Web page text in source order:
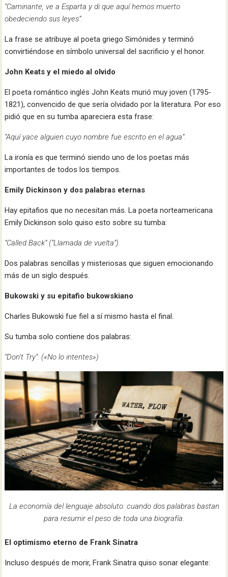
“Caminante, ve a Esparta y di que aquí hemos muerto
obedeciendo sus leyes”.
La frase se atribuye al poeta griego Simónides y terminó
convirtiéndose en símbolo universal del sacrificio y el honor.
John Keats y el miedo al olvido
El poeta romántico inglés John Keats murió muy joven (1795-
1821), convencido de que sería olvidado por la literatura. Por eso
pidió que en su tumba apareciera esta frase:
“Aquí yace alguien cuyo nombre fue escrito en el agua”.
La ironía es que terminó siendo uno de los poetas más
importantes de todos los tiempos.
Emily Dickinson y dos palabras eternas
Hay epitafios que no necesitan más. La poeta norteamericana
Emily Dickinson solo quiso esto sobre su tumba:
“Called Back” (“Llamada de vuelta”).
Dos palabras sencillas y misteriosas que siguen emocionando
más de un siglo después.
Bukowski y su epitafio bukowskiano
Charles Bukowski fue fiel a sí mismo hasta el final.
Su tumba solo contiene dos palabras:
“Don’t Try”. («No lo intentes»)
La economía del lenguaje absoluto: cuando dos palabras bastan
para resumir el peso de toda una biografía.
El optimismo eterno de Frank Sinatra
Incluso después de morir, Frank Sinatra quiso sonar elegante: